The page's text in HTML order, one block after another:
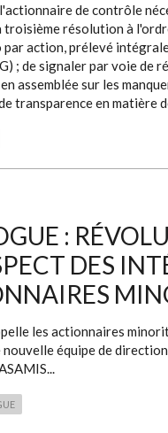
de contrôle
troisième résolution à
par action, prélevé
; de signaler par voie de
assemblée sur les
transparence en matière
:
DES
les actionnaires
équipe de